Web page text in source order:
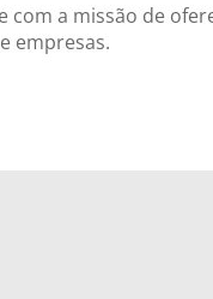
a missão de
empresas.